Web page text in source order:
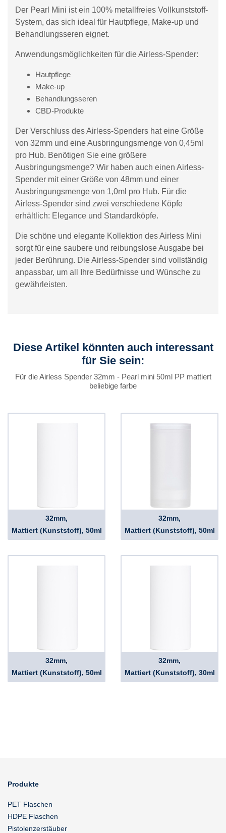
Der Pearl Mini ist ein 100% metallfreies Vollkunststoff-
System, das sich ideal für Hautpflege, Make-up und
Behandlungsseren eignet.
Anwendungsmöglichkeiten für die Airless-Spender:
Hautpflege
Make-up
Behandlungsseren
CBD-Produkte
Der Verschluss des Airless-Spenders hat eine Größe
von 32mm und eine Ausbringungsmenge von 0,45ml
pro Hub. Benötigen Sie eine größere
Ausbringungsmenge? Wir haben auch einen Airless-
Spender mit einer Größe von 48mm und einer
Ausbringungsmenge von 1,0ml pro Hub. Für die
Airless-Spender sind zwei verschiedene Köpfe
erhältlich: Elegance und Standardköpfe.
Die schöne und elegante Kollektion des Airless Mini
sorgt für eine saubere und reibungslose Ausgabe bei
jeder Berührung. Die Airless-Spender sind vollständig
anpassbar, um all Ihre Bedürfnisse und Wünsche zu
gewährleisten.
Diese Artikel könnten auch interessant
für Sie sein:
Für die Airless Spender 32mm - Pearl mini 50ml PP mattiert
beliebige farbe
32mm,
Mattiert (Kunststoff), 50ml
32mm,
Mattiert (Kunststoff), 50ml
32mm,
Mattiert (Kunststoff), 50ml
32mm,
Mattiert (Kunststoff), 30ml
Produkte
PET Flaschen
HDPE Flaschen
Pistolenzerstäuber